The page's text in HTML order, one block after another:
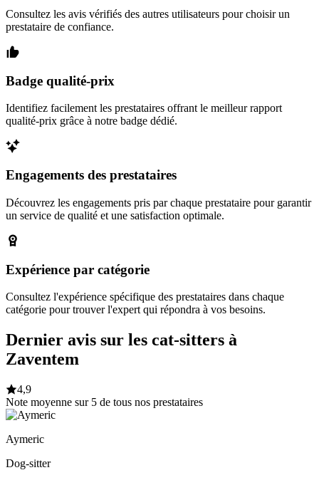
Consultez les avis vérifiés des autres utilisateurs pour choisir un
prestataire de confiance.
Badge qualité-prix
Identifiez facilement les prestataires offrant le meilleur rapport
qualité-prix grâce à notre badge dédié.
Engagements des prestataires
Découvrez les engagements pris par chaque prestataire pour garantir
un service de qualité et une satisfaction optimale.
Expérience par catégorie
Consultez l'expérience spécifique des prestataires dans chaque
catégorie pour trouver l'expert qui répondra à vos besoins.
Dernier avis sur les cat-sitters à
Zaventem
4,9
Note moyenne sur 5 de tous nos prestataires
Aymeric
Dog-sitter